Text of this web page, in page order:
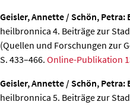
Geisler, Annette / Schön, Petra:
heilbronnica 4. Beiträge zur
(Quellen und Forschungen zur
S. 433–466. Online-Publikation
Geisler, Annette / Schön, Petra:
heilbronnica 5. Beiträge zur